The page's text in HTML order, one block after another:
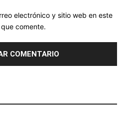
electrónico y sitio web en este
comente.